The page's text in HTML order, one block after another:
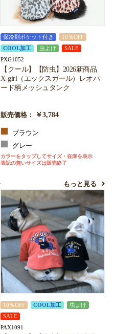
保冷剤ポケット付き
10％OFF
COOL加工
虫よけ SALE
PXG1052
【クール】【防虫】2026新商品
X-girl（エックスガール）レオパ
ード柄メッシュタンク
販売価格： ￥3,784
ブラウン
グレー
カラーをタップしてサイズ・在庫を表示
表記の無いサイズは販売終了
もっと見る
10％OFF COOL加工
虫よけ
SALE
PAX1091